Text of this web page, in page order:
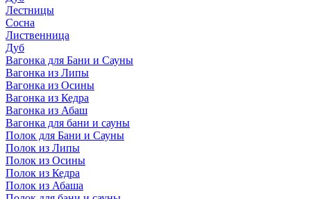
Лестницы
Сосна
Лиственница
Дуб
Вагонка для Бани и Сауны
Вагонка из Липы
Вагонка из Осины
Вагонка из Кедра
Вагонка из Абаш
Вагонка для бани и сауны
Полок для Бани и Сауны
Полок из Липы
Полок из Осины
Полок из Кедра
Полок из Абаша